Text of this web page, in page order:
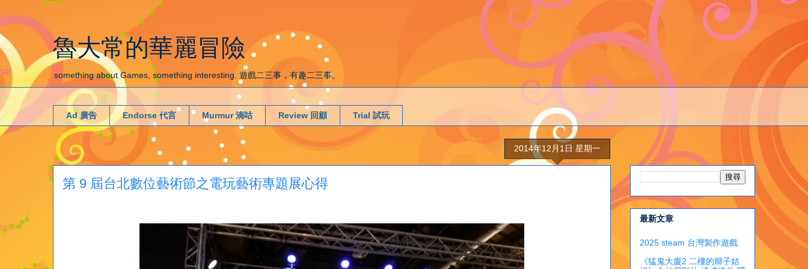
魯大常的華麗冒險
something about Games, something interesting. 遊戲二三事，有趣二三事。
Ad 廣告 Endorse 代言 Murmur 滴咕 Review 回顧 Trial 試玩
2014年12月1日 星期一
第 9 屆台北數位藝術節之電玩藝術專題展心得
最新文章
2025 steam 台灣製作遊戲
《猛鬼大廈2 二樓的辮子姑